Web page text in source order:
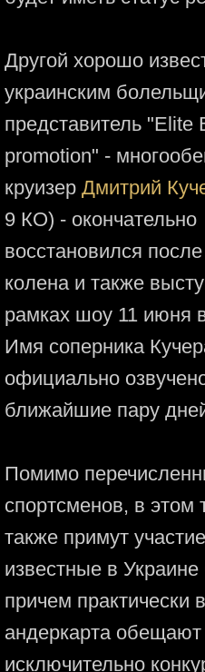
Другой хорошо
украинским
представитель "Elite
promotion" -
круизер Дмитрий
9 КО) - окончательно
восстановился
колена и также
рамках шоу 11 июня
Имя соперника
официально
ближайшие пару
Помимо
спортсменов, в этом
также примут
известные в
причем практически
андеркарта
исключительно